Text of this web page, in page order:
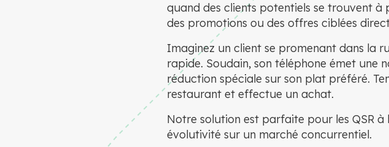
quand des clients potentiels se trouvent
des promotions ou des offres ciblées
Imaginez un client se promenant dans la
rapide. Soudain, son téléphone émet
réduction spéciale sur son plat préféré.
restaurant et effectue un achat.
Notre solution est parfaite pour les QSR
évolutivité sur un marché concurrentiel.